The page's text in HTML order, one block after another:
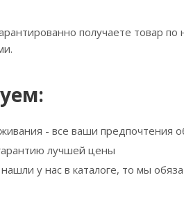
получаете товар
- все ваши предпочтения
лучшей цены
у нас в каталоге, то мы